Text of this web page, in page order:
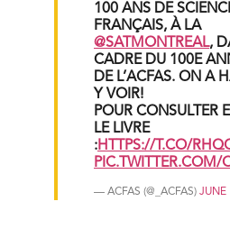
100 ANS DE
FRANÇAIS, À LA
@SATMONTREAL,
CADRE DU 100E
DE L’ACFAS. ON A
Y VOIR!
POUR CONSULTER
LE LIVRE
:HTTPS://T.CO/
PIC.TWITTER.COM/
— ACFAS (@_ACFAS) JUNE